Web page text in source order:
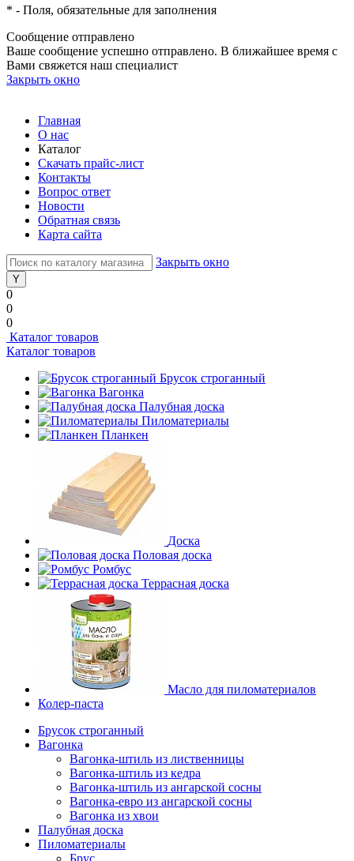
* - Поля, обязательные для заполнения
Сообщение отправлено
Ваше сообщение успешно отправлено. В ближайшее время с
Вами свяжется наш специалист
Закрыть окно
Главная
О нас
Каталог
Скачать прайс-лист
Контакты
Вопрос ответ
Новости
Обратная связь
Карта сайта
Закрыть окно
0
0
0
Каталог товаров
Каталог товаров
Брусок строганный
Вагонка
Палубная доска
Пиломатериалы
Планкен
Доска
Половая доска
Ромбус
Террасная доска
Масло для пиломатериалов
Колер-паста
Брусок строганный
Вагонка
Вагонка-штиль из лиственницы
Вагонка-штиль из кедра
Вагонка-штиль из ангарской сосны
Вагонка-евро из ангарской сосны
Вагонка из хвои
Палубная доска
Пиломатериалы
Брус